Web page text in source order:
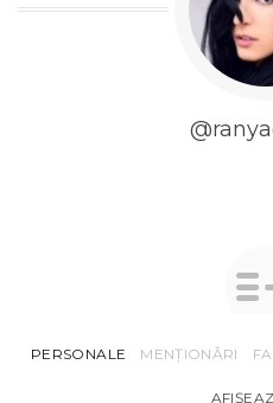
PERSONALE MENȚIONĂRI